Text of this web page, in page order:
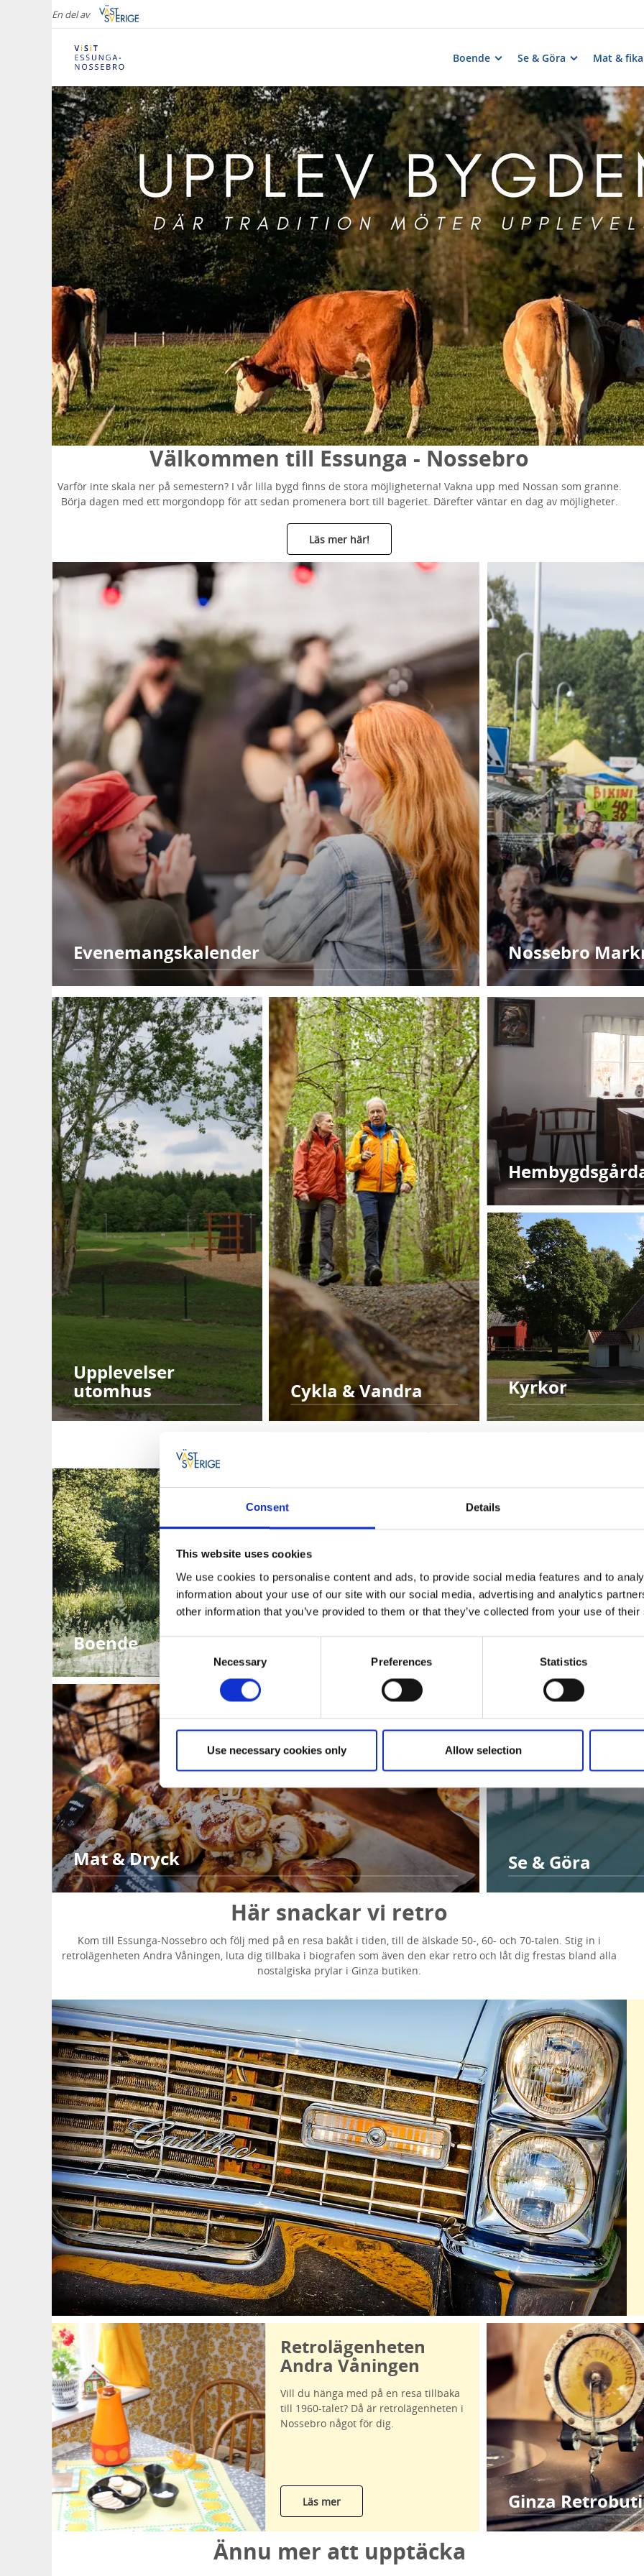
Consent Details
This website uses cookies
We use cookies to personalise content and ads, to provide social media features and to
information about your use of our site with our social media, advertising and analytics
other information that you’ve provided to them or that they’ve collected from your use of
Consent
Necessary Preferences Statistics
Use necessary cookies only Allow selection
En del av
Boende Se & Göra Mat & fika
Välkommen till Essunga - Nossebro
Varför inte skala ner på semestern? I vår lilla bygd finns de stora möjligheterna! Vakna upp med Nossan som granne.
Börja dagen med ett morgondopp för att sedan promenera bort till bageriet. Därefter väntar en dag av möjligheter.
Läs mer här!
Evenemangskalender Nossebro
Upplevelser
utomhus Cykla & Vandra Kyrkor
Boende
Se & Göra
Mat & Dryck
Här snackar vi retro
Kom till Essunga-Nossebro och följ med på en resa bakåt i tiden, till de älskade 50-, 60- och 70-talen. Stig in i
retrolägenheten Andra Våningen, luta dig tillbaka i biografen som även den ekar retro och låt dig frestas bland alla
nostalgiska prylar i Ginza butiken.
Retrolägenheten
Andra Våningen
Vill du hänga med på en resa tillbaka
till 1960-talet? Då är retrolägenheten i
Nossebro något för dig.
Läs mer Ginza
Ännu mer att upptäcka